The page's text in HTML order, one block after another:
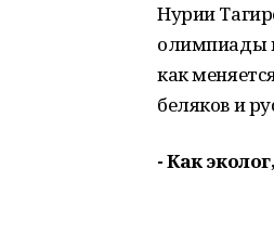
Нурии
олимпиады
как
беляков и
- Как